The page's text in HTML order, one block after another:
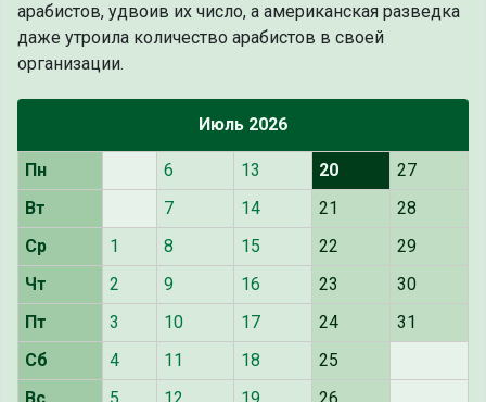
арабистов, удвоив их число, а американская разведка
даже утроила количество арабистов в своей
организации.
Июль 2026
Пн 6 13 20
27
Вт
7 14 21
28
Ср
1 8 15 22
29
Чт
2 9 16 23
30
Пт
3 10 17 24
31
Сб
4 11 18
25